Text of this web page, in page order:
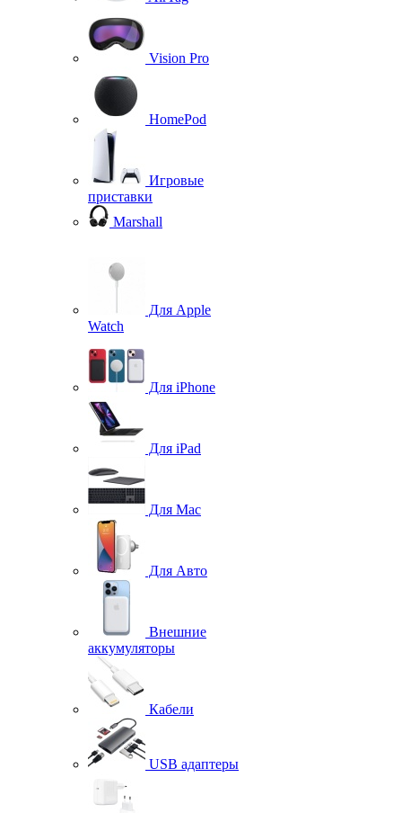
Vision Pro
HomePod
Игровые
приставки
Marshall
Для Apple
Watch
Для iPhone
Для iPad
Для Mac
Для Авто
Внешние
аккумуляторы
Кабели
USB адаптеры